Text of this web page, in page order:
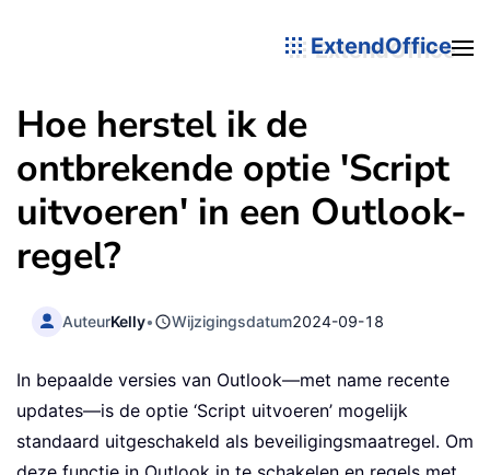
ExtendOffice
Hoe herstel ik de
ontbrekende optie 'Script
uitvoeren' in een Outlook-
regel?
AuteurKelly• Wijzigingsdatum2024-09-18
In bepaalde versies van Outlook—met name recente
updates—is de optie ‘Script uitvoeren’ mogelijk
standaard uitgeschakeld als beveiligingsmaatregel. Om